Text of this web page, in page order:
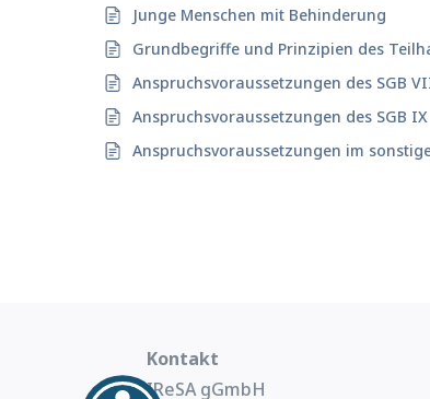
Junge Menschen mit Behinderung
Grundbegriffe und Prinzipien des
Anspruchsvoraussetzungen des SGB
Anspruchsvoraussetzungen des SGB IX
Anspruchsvoraussetzungen im
Kontakt
IReSA gGmbH